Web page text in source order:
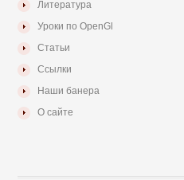
Литература
Уроки по OpenGl
Статьи
Ссылки
Наши банера
О сайте